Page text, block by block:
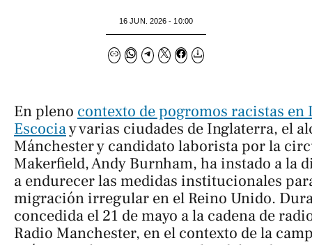
16 JUN. 2026 - 10:00
En pleno contexto de pogromos racistas en
Escociay varias ciudades de Inglaterra, el
Mánchester y candidato laborista por la
Makerfield, Andy Burnham, ha instado a la
a endurecer las medidas institucionales
migración irregular en el Reino Unido.
concedida el 21 de mayo a la cadena de
Radio Manchester, en el contexto de la